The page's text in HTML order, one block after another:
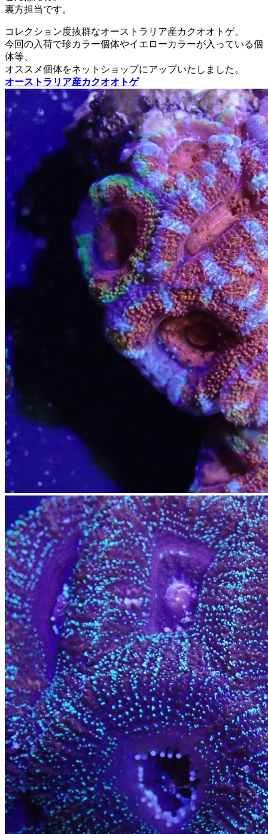
裏方担当です。
コレクション度抜群なオーストラリア産カクオオトゲ。
今回の入荷で珍カラー個体やイエローカラーが入っている個
体等、
オススメ個体をネットショップにアップいたしました。
オーストラリア産カクオオトゲ